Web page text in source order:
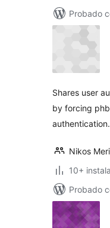
Probado
Shares user
by forcing
authentication.
Nikos
10+
Probado